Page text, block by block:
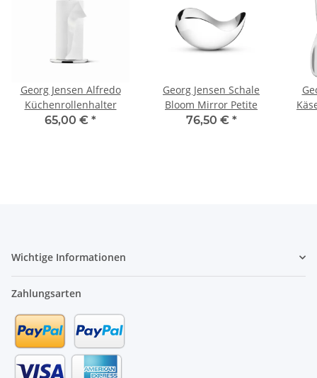
Georg Jensen Alfredo
Küchenrollenhalter
65,00 € *
Georg Jensen Schale
Bloom Mirror Petite
76,50 € *
Wichtige Informationen
Zahlungsarten